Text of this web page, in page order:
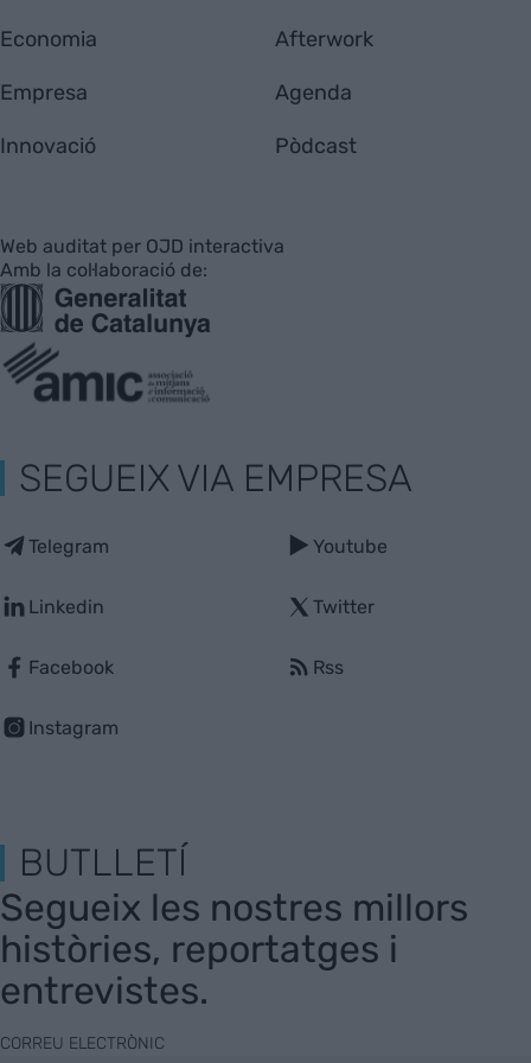
Economia
Empresa
Innovació
Afterwork
Agenda
Pòdcast
Web auditat per OJD interactiva
Amb la col·laboració de:
SEGUEIX VIA EMPRESA
Telegram
Linkedin
Facebook
Instagram
Youtube
Twitter
Rss
BUTLLETÍ
Segueix les nostres millors
històries, reportatges i
entrevistes.
CORREU ELECTRÒNIC